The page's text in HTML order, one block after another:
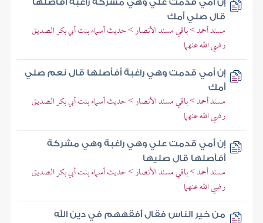
إن أمي قدمت علي وهي مشركة راغبة أفأصلها
قال صلي أمك
مسند أحمد > باقي مسند الأنصار > حديث أسماء بنت أبي بكر الصديق
رضي الله عنهما
إن أمي قدمت وهي راغبة أفأصلها قال نعم صلي
أمك
مسند أحمد > باقي مسند الأنصار > حديث أسماء بنت أبي بكر الصديق
رضي الله عنهما
إن أمي قدمت علي وهي راغبة وهي مشركة
أفأصلها قال صليها
مسند أحمد > باقي مسند الأنصار > حديث أسماء بنت أبي بكر الصديق
رضي الله عنهما
من خير الناس فقال أفقههم في دين الله